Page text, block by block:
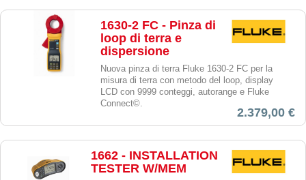
1630-2 FC - Pinza di
loop di terra e
dispersione
Nuova pinza di terra Fluke 1630-2 FC per la
misura di terra con metodo del loop, display
LCD con 9999 conteggi, autorange e Fluke
Connect©.
2.379,00 €
1662 - INSTALLATION
TESTER W/MEM